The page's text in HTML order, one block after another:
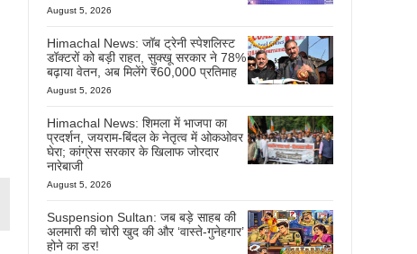
August 5, 2026
Himachal News: जॉब ट्रेनी स्पेशलिस्ट
डॉक्टरों को बड़ी राहत, सुक्खू सरकार ने 78%
बढ़ाया वेतन, अब मिलेंगे ₹60,000 प्रतिमाह
August 5, 2026
Himachal News: शिमला में भाजपा का
प्रदर्शन, जयराम-बिंदल के नेतृत्व में ओकओवर
घेरा; कांग्रेस सरकार के खिलाफ जोरदार
नारेबाजी
August 5, 2026
Suspension Sultan: जब बड़े साहब की
अलमारी की चोरी खुद की और ‘वास्ते-गुनेहगार’
होने का डर!